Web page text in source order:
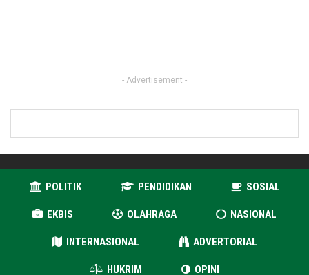
- Advertisement -
POLITIK PENDIDIKAN SOSIAL
EKBIS OLAHRAGA NASIONAL
INTERNASIONAL ADVERTORIAL
HUKRIM OPINI